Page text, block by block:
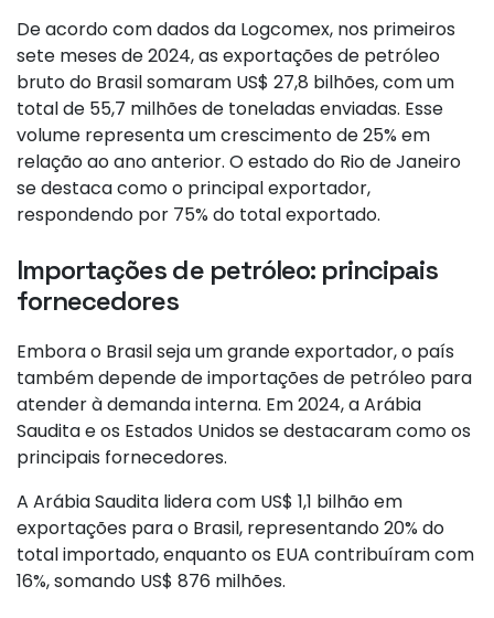
De acordo com dados da Logcomex, nos primeiros
sete meses de 2024, as exportações de petróleo
bruto do Brasil somaram US$ 27,8 bilhões, com um
total de 55,7 milhões de toneladas enviadas. Esse
volume representa um crescimento de 25% em
relação ao ano anterior. O estado do Rio de Janeiro
se destaca como o principal exportador,
respondendo por 75% do total exportado.
Importações de petróleo: principais
fornecedores
Embora o Brasil seja um grande exportador, o país
também depende de importações de petróleo para
atender à demanda interna. Em 2024, a Arábia
Saudita e os Estados Unidos se destacaram como os
principais fornecedores.
A Arábia Saudita lidera com US$ 1,1 bilhão em
exportações para o Brasil, representando 20% do
total importado, enquanto os EUA contribuíram com
16%, somando US$ 876 milhões.